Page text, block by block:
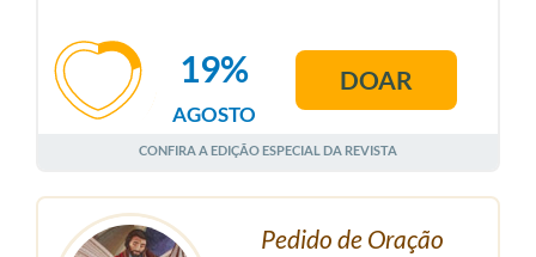
AGOSTO
19% DOAR
CONFIRA A EDIÇÃO ESPECIAL DA REVISTA
Pedido de Oração